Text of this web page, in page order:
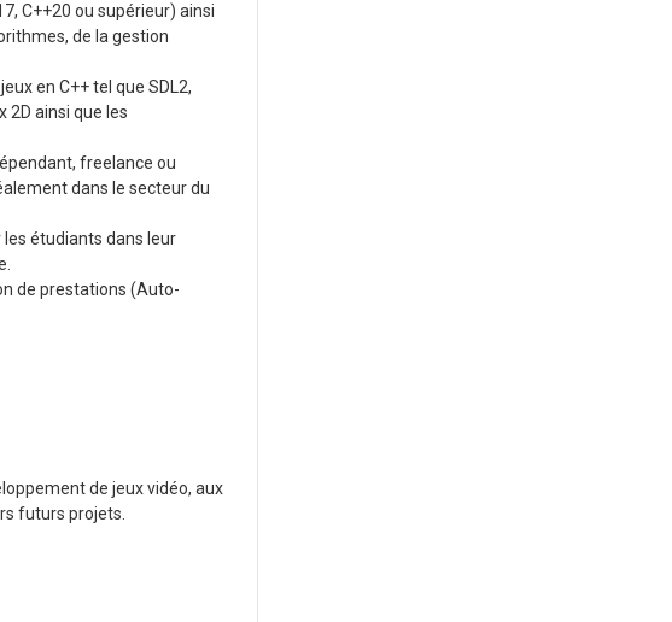
C++20 ou supérieur) ainsi
de la gestion
en C++ tel que SDL2,
2D ainsi que les
freelance ou
dans le secteur du
étudiants dans leur
de prestations (Auto-
de jeux vidéo, aux
futurs projets.